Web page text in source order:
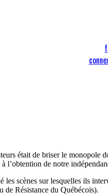
était de briser le
l’obtention de notre
scènes sur lesquelles ils
de Résistance du Québécois).